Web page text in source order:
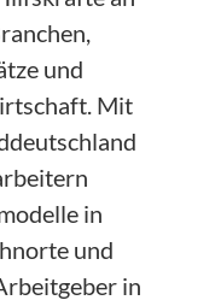
und
Mit
in
und
in